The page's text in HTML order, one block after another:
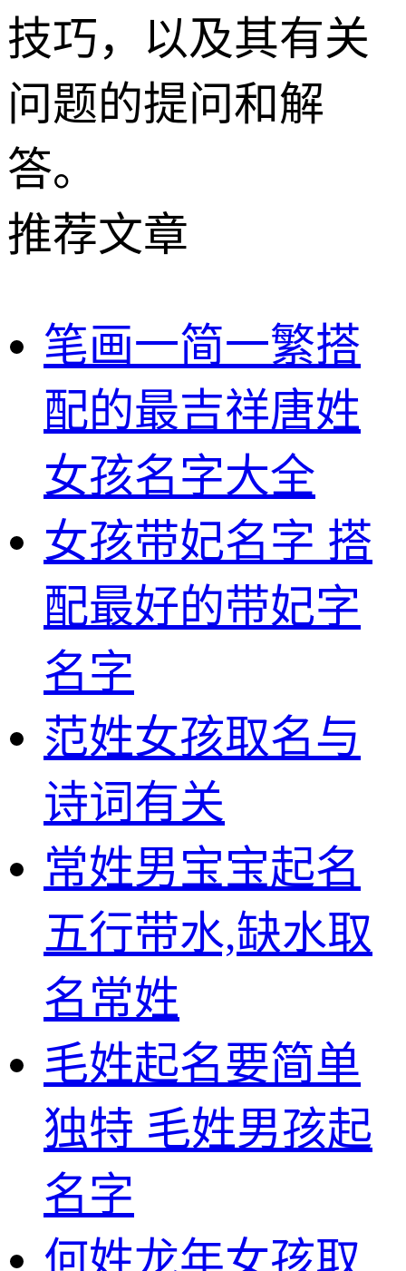
技巧，以及其有关
问题的提问和解
答。
推荐文章
笔画一简一繁搭
配的最吉祥唐姓
女孩名字大全
女孩带妃名字 搭
配最好的带妃字
名字
范姓女孩取名与
诗词有关
常姓男宝宝起名
五行带水,缺水取
名常姓
毛姓起名要简单
独特 毛姓男孩起
名字
何姓龙年女孩取